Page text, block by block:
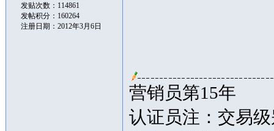
发贴次数：114861
发帖积分：160264
注册日期：2012年3月6日
营销员第15年
认证员注：交易